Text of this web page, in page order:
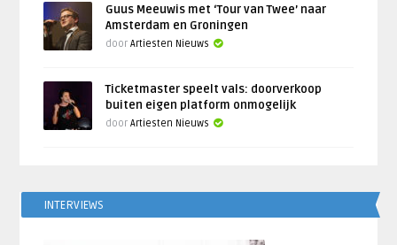
Guus Meeuwis met ‘Tour van Twee’ naar
Amsterdam en Groningen
doorArtiesten Nieuws
Ticketmaster speelt vals: doorverkoop
buiten eigen platform onmogelijk
doorArtiesten Nieuws
INTERVIEWS